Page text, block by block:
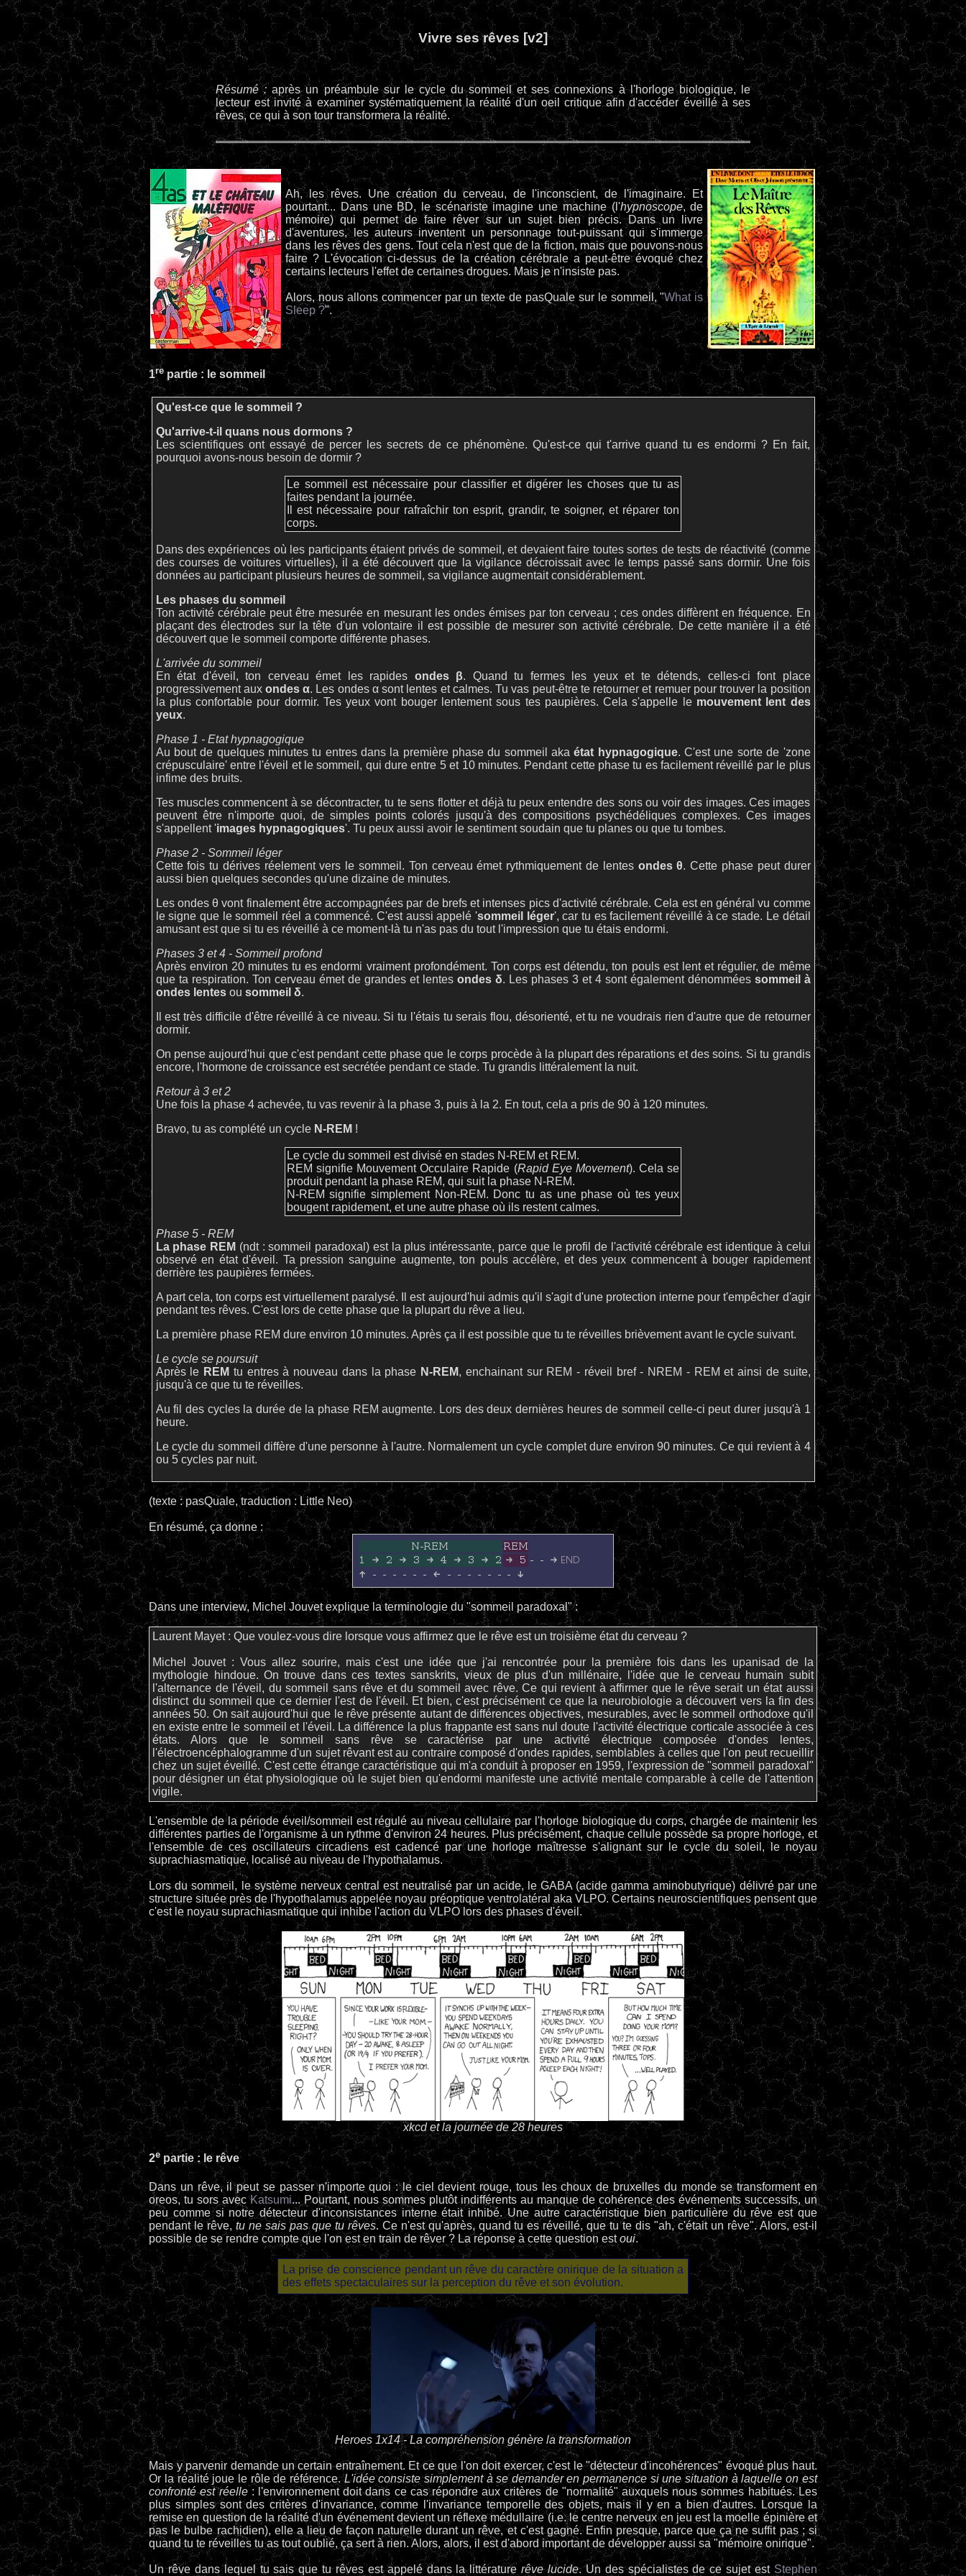
Vivre ses rêves [v2]
Résumé :après un préambule sur le cycle du sommeil et ses connexions à l'horloge biologique, le
lecteur est invité à examiner systématiquement la réalité d'un oeil critique afin d'accéder éveillé à ses
rêves, ce qui à son tour transformera la réalité.
Ah, les rêves. Une création du cerveau, de l'inconscient, de l'imaginaire. Et
pourtant... Dans une BD, le scénariste imagine une machine (l'hypnoscope, de
mémoire) qui permet de faire rêver sur un sujet bien précis. Dans un livre
d'aventures, les auteurs inventent un personnage tout-puissant qui s'immerge
dans les rêves des gens. Tout cela n'est que de la fiction, mais que pouvons-nous
faire ? L'évocation ci-dessus de la création cérébrale a peut-être évoqué chez
certains lecteurs l'effet de certaines drogues. Mais je n'insiste pas.
Alors, nous allons commencer par un texte de pasQuale sur le sommeil, "What is
Sleep ?".
1repartie : le sommeil
Qu'est-ce que le sommeil ?
Qu'arrive-t-il quans nous dormons ?
Les scientifiques ont essayé de percer les secrets de ce phénomène. Qu'est-ce qui t'arrive quand tu es endormi ? En fait,
pourquoi avons-nous besoin de dormir ?
Le sommeil est nécessaire pour classifier et digérer les choses que tu as
faites pendant la journée.
Il est nécessaire pour rafraîchir ton esprit, grandir, te soigner, et réparer ton
corps.
Dans des expériences où les participants étaient privés de sommeil, et devaient faire toutes sortes de tests de réactivité (comme
des courses de voitures virtuelles), il a été découvert que la vigilance décroissait avec le temps passé sans dormir. Une fois
données au participant plusieurs heures de sommeil, sa vigilance augmentait considérablement.
Les phases du sommeil
Ton activité cérébrale peut être mesurée en mesurant les ondes émises par ton cerveau ; ces ondes diffèrent en fréquence. En
plaçant des électrodes sur la tête d'un volontaire il est possible de mesurer son activité cérébrale. De cette manière il a été
découvert que le sommeil comporte différente phases.
L'arrivée du sommeil
En état d'éveil, ton cerveau émet les rapides ondes β. Quand tu fermes les yeux et te détends, celles-ci font place
progressivement aux ondes α. Les ondes α sont lentes et calmes. Tu vas peut-être te retourner et remuer pour trouver la position
la plus confortable pour dormir. Tes yeux vont bouger lentement sous tes paupières. Cela s'appelle le mouvement lent des
yeux.
Phase 1 - Etat hypnagogique
Au bout de quelques minutes tu entres dans la première phase du sommeil akaétat hypnagogique. C'est une sorte de 'zone
crépusculaire' entre l'éveil et le sommeil, qui dure entre 5 et 10 minutes. Pendant cette phase tu es facilement réveillé par le plus
infime des bruits.
Tes muscles commencent à se décontracter, tu te sens flotter et déjà tu peux entendre des sons ou voir des images. Ces images
peuvent être n'importe quoi, de simples points colorés jusqu'à des compositions psychédéliques complexes. Ces images
s'appellent 'images hypnagogiques'. Tu peux aussi avoir le sentiment soudain que tu planes ou que tu tombes.
Phase 2 - Sommeil léger
Cette fois tu dérives réelement vers le sommeil. Ton cerveau émet rythmiquement de lentes ondes θ. Cette phase peut durer
aussi bien quelques secondes qu'une dizaine de minutes.
Les ondes θ vont finalement être accompagnées par de brefs et intenses pics d'activité cérébrale. Cela est en général vu comme
le signe que le sommeil réel a commencé. C'est aussi appelé 'sommeil léger', car tu es facilement réveillé à ce stade. Le détail
amusant est que si tu es réveillé à ce moment-là tu n'as pas du tout l'impression que tu étais endormi.
Phases 3 et 4 - Sommeil profond
Après environ 20 minutes tu es endormi vraiment profondément. Ton corps est détendu, ton pouls est lent et régulier, de même
que ta respiration. Ton cerveau émet de grandes et lentes ondes δ. Les phases 3 et 4 sont également dénommées sommeil à
ondes lentesou sommeil δ.
Il est très difficile d'être réveillé à ce niveau. Si tu l'étais tu serais flou, désorienté, et tu ne voudrais rien d'autre que de retourner
dormir.
On pense aujourd'hui que c'est pendant cette phase que le corps procède à la plupart des réparations et des soins. Si tu grandis
encore, l'hormone de croissance est secrétée pendant ce stade. Tu grandis littéralement la nuit.
Retour à 3 et 2
Une fois la phase 4 achevée, tu vas revenir à la phase 3, puis à la 2. En tout, cela a pris de 90 à 120 minutes.
Bravo, tu as complété un cycle N-REM !
Le cycle du sommeil est divisé en stades N-REM et REM.
REM signifie Mouvement Occulaire Rapide (Rapid Eye Movement). Cela se
produit pendant la phase REM, qui suit la phase N-REM.
N-REM signifie simplement Non-REM. Donc tu as une phase où tes yeux
bougent rapidement, et une autre phase où ils restent calmes.
Phase 5 - REM
La phase REM (ndt : sommeil paradoxal) est la plus intéressante, parce que le profil de l'activité cérébrale est identique à celui
observé en état d'éveil. Ta pression sanguine augmente, ton pouls accélère, et des yeux commencent à bouger rapidement
derrière tes paupières fermées.
A part cela, ton corps est virtuellement paralysé. Il est aujourd'hui admis qu'il s'agit d'une protection interne pour t'empêcher d'agir
pendant tes rêves. C'est lors de cette phase que la plupart du rêve a lieu.
La première phase REM dure environ 10 minutes. Après ça il est possible que tu te réveilles brièvement avant le cycle suivant.
Le cycle se poursuit
Après le REM tu entres à nouveau dans la phase N-REM, enchainant sur REM - réveil bref - NREM - REM et ainsi de suite,
jusqu'à ce que tu te réveilles.
Au fil des cycles la durée de la phase REM augmente. Lors des deux dernières heures de sommeil celle-ci peut durer jusqu'à 1
heure.
Le cycle du sommeil diffère d'une personne à l'autre. Normalement un cycle complet dure environ 90 minutes. Ce qui revient à 4
ou 5 cycles par nuit.
(texte : pasQuale, traduction : Little Neo)
En résumé, ça donne :
Dans une interview, Michel Jouvet explique la terminologie du "sommeil paradoxal" :
Laurent Mayet : Que voulez-vous dire lorsque vous affirmez que le rêve est un troisième état du cerveau ?
Michel Jouvet : Vous allez sourire, mais c'est une idée que j'ai rencontrée pour la première fois dans les upanisad de la
mythologie hindoue. On trouve dans ces textes sanskrits, vieux de plus d'un millénaire, l'idée que le cerveau humain subit
l'alternance de l'éveil, du sommeil sans rêve et du sommeil avec rêve. Ce qui revient à affirmer que le rêve serait un état aussi
distinct du sommeil que ce dernier l'est de l'éveil. Et bien, c'est précisément ce que la neurobiologie a découvert vers la fin des
années 50. On sait aujourd'hui que le rêve présente autant de différences objectives, mesurables, avec le sommeil orthodoxe qu'il
en existe entre le sommeil et l'éveil. La différence la plus frappante est sans nul doute l'activité électrique corticale associée à ces
états. Alors que le sommeil sans rêve se caractérise par une activité électrique composée d'ondes lentes,
l'électroencéphalogramme d'un sujet rêvant est au contraire composé d'ondes rapides, semblables à celles que l'on peut recueillir
chez un sujet éveillé. C'est cette étrange caractéristique qui m'a conduit à proposer en 1959, l'expression de "sommeil paradoxal"
pour désigner un état physiologique où le sujet bien qu'endormi manifeste une activité mentale comparable à celle de l'attention
vigile.
L'ensemble de la période éveil/sommeil est régulé au niveau cellulaire par l'horloge biologique du corps, chargée de maintenir les
différentes parties de l'organisme à un rythme d'environ 24 heures. Plus précisément, chaque cellule possède sa propre horloge, et
l'ensemble de ces oscillateurs circadiens est cadencé par une horloge maîtresse s'alignant sur le cycle du soleil, le noyau
suprachiasmatique, localisé au niveau de l'hypothalamus.
Lors du sommeil, le système nerveux central est neutralisé par un acide, le GABA (acide gamma aminobutyrique) délivré par une
structure située près de l'hypothalamus appelée noyau préoptique ventrolatéral aka VLPO. Certains neuroscientifiques pensent que
c'est le noyau suprachiasmatique qui inhibe l'action du VLPO lors des phases d'éveil.
xkcd et la journée de 28 heures
2e partie : le rêve
Dans un rêve, il peut se passer n'importe quoi : le ciel devient rouge, tous les choux de bruxelles du monde se transforment en
oreos, tu sors avecKatsumi... Pourtant, nous sommes plutôt indifférents au manque de cohérence des événements successifs, un
peu comme si notre détecteur d'inconsistances interne était inhibé. Une autre caractéristique bien particulière du rêve est que
pendant le rêve,tu ne sais pas que tu rêves. Ce n'est qu'après, quand tu es réveillé, que tu te dis "ah, c'était un rêve". Alors, est-il
possible de se rendre compte que l'on est en train de rêver ? La réponse à cette question estoui.
La prise de conscience pendant un rêve du caractère onirique de la situation a
des effets spectaculaires sur la perception du rêve et son évolution.
Heroes 1x14 - La compréhension génère la transformation
Mais y parvenir demande un certain entraînement. Et ce que l'on doit exercer, c'est le "détecteur d'incohérences" évoqué plus haut.
Or la réalité joue le rôle de référence.L'idée consiste simplement à se demander en permanence si une situation à laquelle on est
confronté est réelle: l'environnement doit dans ce cas répondre aux critères de "normalité" auxquels nous sommes habitués. Les
plus simples sont des critères d'invariance, comme l'invariance temporelle des objets, mais il y en a bien d'autres. Lorsque la
remise en question de la réalité d'un événement devient un réflexe médullaire (i.e. le centre nerveux en jeu est la moelle épinière et
pas le bulbe rachidien), elle a lieu de façon naturelle durant un rêve, et c'est gagné. Enfin presque, parce que ça ne suffit pas ; si
quand tu te réveilles tu as tout oublié, ça sert à rien. Alors, alors, il est d'abord important de développer aussi sa "mémoire onirique".
Un rêve dans lequel tu sais que tu rêves est appelé dans la littératurerêve lucide. Un des spécialistes de ce sujet est Stephen